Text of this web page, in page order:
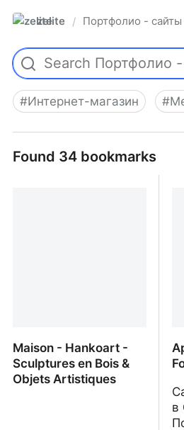
zelite / Портфолио -
#Интернет-магазин #
Found 34 bookmarks
Maison - Hankoart -
Sculptures en Bois &
Objets Artistiques
в